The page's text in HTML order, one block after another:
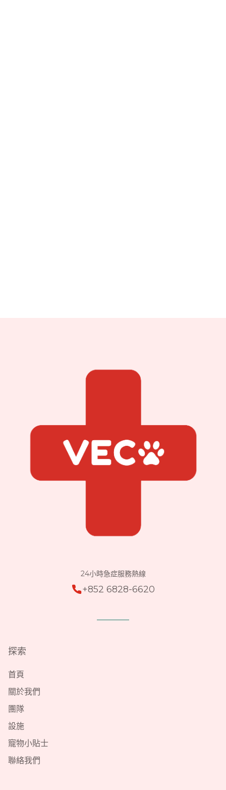
24小時急症服務熱線
+852 6828-6620
探索
首頁
關於我們
團隊
設施
寵物小貼士
聯絡我們